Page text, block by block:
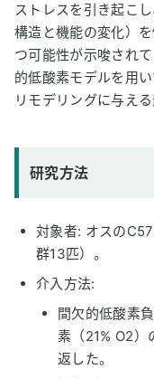
ストレスを引き起こ
構造と機能の変化）
つ可能性が示唆され
的低酸素モデルを用
リモデリングに与え
研究方法
対象者: オスの
群13匹）。
介入方法:
間欠的低酸素
素（21% O2）
返した。